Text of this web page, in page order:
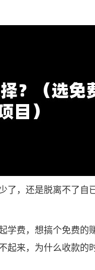
，还是脱离不了自
费，想搞个免费的
起来，为什么收款的